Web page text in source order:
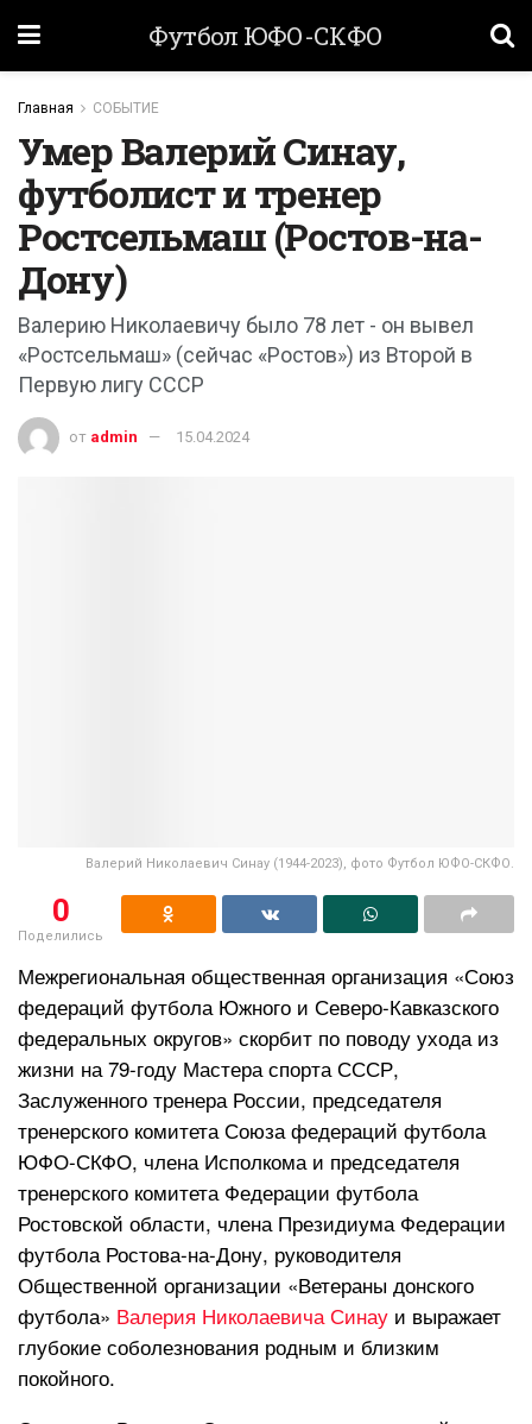
Футбол ЮФО-СКФО
Главная СОБЫТИЕ
Умер Валерий Синау,
футболист и тренер
Ростсельмаш (Ростов-на-
Дону)
Валерию Николаевичу было 78 лет - он вывел
«Ростсельмаш» (сейчас «Ростов») из Второй в
Первую лигу СССР
от admin 15.04.2024
Валерий Николаевич Синау (1944-2023), фото Футбол ЮФО-СКФО.
0
Поделились
Межрегиональная общественная организация «Союз
федераций футбола Южного и Северо-Кавказского
федеральных округов» скорбит по поводу ухода из
жизни на 79-году Мастера спорта СССР,
Заслуженного тренера России, председателя
тренерского комитета Союза федераций футбола
ЮФО-СКФО, члена Исполкома и председателя
тренерского комитета Федерации футбола
Ростовской области, члена Президиума Федерации
футбола Ростова-на-Дону, руководителя
Общественной организации «Ветераны донского
футбола» Валерия Николаевича Синау и выражает
глубокие соболезнования родным и близким
покойного.